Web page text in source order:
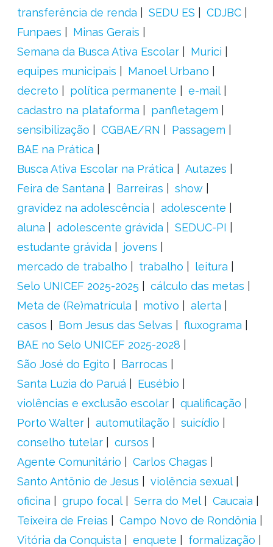
transferência de renda
SEDU ES
CDJBC
Funpaes
Minas Gerais
Semana da Busca Ativa Escolar
Murici
equipes municipais
Manoel Urbano
decreto
política permanente
e-mail
cadastro na plataforma
panfletagem
sensibilização
CGBAE/RN
Passagem
BAE na Prática
Busca Ativa Escolar na Prática
Autazes
Feira de Santana
Barreiras
show
gravidez na adolescência
adolescente
aluna
adolescente grávida
SEDUC-PI
estudante grávida
jovens
mercado de trabalho
trabalho
leitura
Selo UNICEF 2025-2025
cálculo das metas
Meta de (Re)matrícula
motivo
alerta
casos
Bom Jesus das Selvas
fluxograma
BAE no Selo UNICEF 2025-2028
São José do Egito
Barrocas
Santa Luzia do Paruá
Eusébio
violências e exclusão escolar
qualificação
Porto Walter
automutilação
suicídio
conselho tutelar
cursos
Agente Comunitário
Carlos Chagas
Santo Antônio de Jesus
violência sexual
oficina
grupo focal Serra do Mel
Caucaia
Teixeira de Freias
Campo Novo de Rondônia
Vitória da Conquista
enquete
formalização